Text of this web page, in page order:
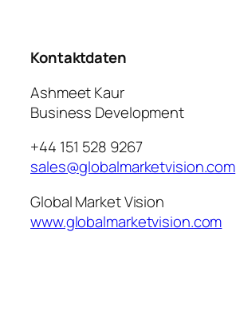
Kontaktdaten
Ashmeet Kaur
Business Development
+44 151 528 9267
sales@globalmarketvision.com
Global Market Vision
www.globalmarketvision.com